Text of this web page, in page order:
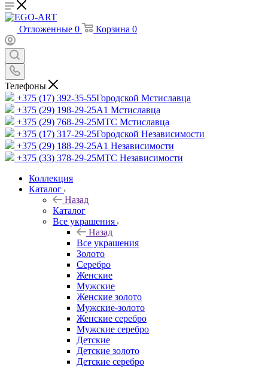
Отложенные 0 Корзина 0
Телефоны
+375 (17) 392-35-55Городской Мстиславца
+375 (29) 198-29-25A1 Мстиславца
+375 (29) 768-29-25МТС Мстиславца
+375 (17) 317-29-25Городской Независимости
+375 (29) 188-29-25A1 Независимости
+375 (33) 378-29-25МТС Независимости
Коллекция
Каталог
Назад
Каталог
Все украшения
Назад
Все украшения
Золото
Серебро
Женские
Мужские
Женские золото
Мужские-золото
Женские серебро
Мужские серебро
Детские
Детские золото
Детские серебро